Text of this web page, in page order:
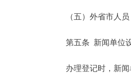
ESPAÑOL
（五）外省市人员
第五条 新闻单位设
办理登记时，新闻